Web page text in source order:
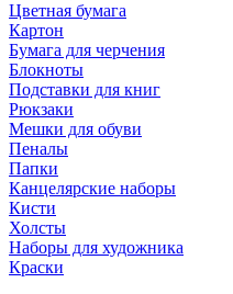
Цветная бумага
Картон
Бумага для черчения
Блокноты
Подставки для книг
Рюкзаки
Мешки для обуви
Пеналы
Папки
Канцелярские наборы
Кисти
Холсты
Наборы для художника
Краски